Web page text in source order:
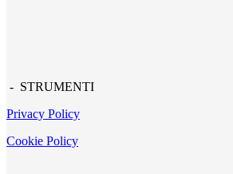
- STRUMENTI
Privacy Policy
Cookie Policy